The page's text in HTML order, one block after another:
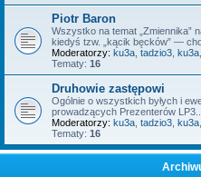
Piotr Baron
Wszystko na temat „Zmiennika”
kiedyś tzw. „kącik bęcków” —
Moderatorzy: ku3a tadzio3 ku3a
Tematy: 16
Druhowie zastępowi
Ogólnie o wszystkich byłych i
prowadzących Prezenterów LP3...
Moderatorzy: ku3a tadzio3 ku3a
Tematy: 16